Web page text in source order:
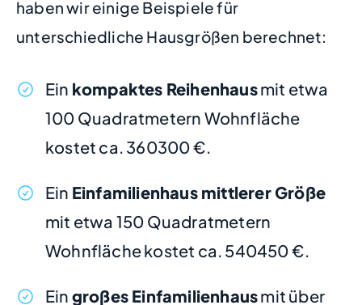
haben wir einige Beispiele für
unterschiedliche Hausgrößen berechnet:
Ein kompaktes Reihenhausmit etwa
100 Quadratmetern Wohnfläche
kostet ca. 360300 €.
Ein Einfamilienhaus mittlerer Größe
mit etwa 150 Quadratmetern
Wohnfläche kostet ca. 540450 €.
Ein großes Einfamilienhausmit über